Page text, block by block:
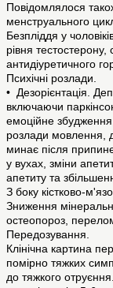
Повідомлялося
менструального
Безпліддя у
рівня
антидіуретичного
Психічні розлади.
• Дезорієнтація.
включаючи
емоційне
розлади мовлення,
минає після
у вухах, зміни
апетиту та
З боку кістково-
Зниження
остеопороз,
Передозування.
Клінічна картина
помірно тяжких
до тяжкого